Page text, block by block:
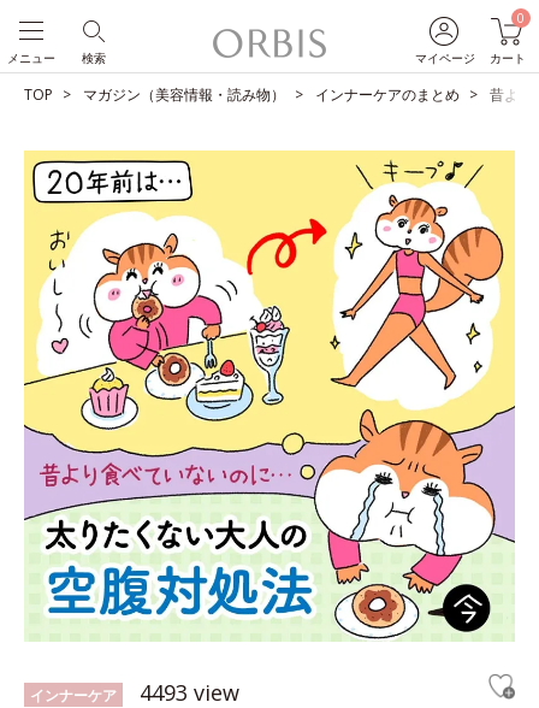
マイページ
0
カート
検索
メニュー
TOP マガジン（美容情報・読み物） インナーケアのまとめ 昔より
インナーケア 4493 view